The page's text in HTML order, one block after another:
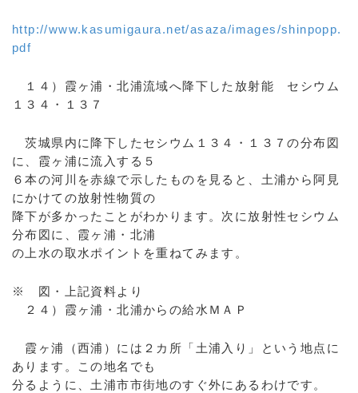
http://www.kasumigaura.net/asaza/images/shinpopp.
pdf
１４）霞ヶ浦・北浦流域へ降下した放射能 セシウム
１３４・１３７
茨城県内に降下したセシウム１３４・１３７の分布図
に、霞ヶ浦に流入する５
６本の河川を赤線で示したものを見ると、土浦から阿見
にかけての放射性物質の
降下が多かったことがわかります。次に放射性セシウム
分布図に、霞ヶ浦・北浦
の上水の取水ポイントを重ねてみます。
※ 図・上記資料より
２４）霞ヶ浦・北浦からの給水ＭＡＰ
霞ヶ浦（西浦）には２カ所「土浦入り」という地点に
あります。この地名でも
分るように、土浦市市街地のすぐ外にあるわけです。